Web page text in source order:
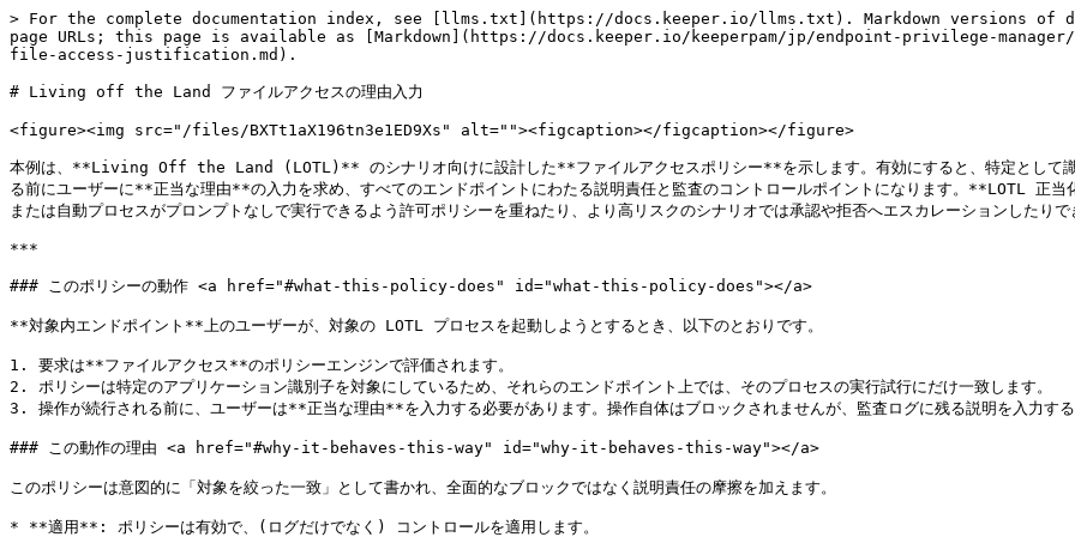
> For the complete documentation index, see [llms.txt](https://docs.keeper.io/llms.txt). Markdown versions of documentation pages are available by appending `.md` to page URLs; this page is available as [Markdown](https://docs.keeper.io/keeperpam/jp/endpoint-privilege-manager/policies/policy-examples/policy-living-off-the-land-file-access-justification.md).

# Living off the Land ファイルアクセスの理由入力

<figure><img src="/files/BXTt1aX196tn3e1ED9Xs" alt=""><figcaption></figcaption></figure>

本例は、**Living Off the Land (LOTL)** のシナリオ向けに設計した**ファイルアクセスポリシー**を示します。有効にすると、特定として識別した組み込みまたは悪用されやすいプロセスを対象に、操作が許可される前にユーザーに**正当な理由**の入力を求め、すべてのエンドポイントにわたる説明責任と監査のコントロールポイントになります。**LOTL 正当化ポリシー**をこのように整えたうえで、同じツールを信頼できるユーザーまたは自動プロセスがプロンプトなしで実行できるよう許可ポリシーを重ねたり、より高リスクのシナリオでは承認や拒否へエスカレーションしたりできます。

***

### このポリシーの動作 <a href="#what-this-policy-does" id="what-this-policy-does"></a>

**対象内エンドポイント**上のユーザーが、対象の LOTL プロセスを起動しようとするとき、以下のとおりです。

1. 要求は**ファイルアクセス**のポリシーエンジンで評価されます。
2. ポリシーは特定のアプリケーション識別子を対象にしているため、それらのエンドポイント上では、そのプロセスの実行試行にだけ一致します。
3. 操作が続行される前に、ユーザーは**正当な理由**を入力する必要があります。操作自体はブロックされませんが、監査ログに残る説明を入力するまで先へ進めないようになっています。

### この動作の理由 <a href="#why-it-behaves-this-way" id="why-it-behaves-this-way"></a>

このポリシーは意図的に「対象を絞った一致」として書かれ、全面的なブロックではなく説明責任の摩擦を加えます。

* **適用**: ポリシーは有効で、(ログだけでなく) コントロールを適用します。
* **一致時の正当化コントロール**: ポリシーに一致すると、操作が進む前にユーザーに業務上の正当な理由の入力が求められます。正当な理由は監査ログに記録されます。
* **すべてのユーザー**: ワイルドカードのユーザーフィルターにより、対象マシン上のあらゆるユーザーアカウントに適用されます。既定では正当化要件から誰も除外されません。
* **特定のアプリケーション**: 単一の定義済みアプリケーション識別子は、特定の LOTL プロセスだけを対象にするため、同じエンドポイント上の無関係なアプリケーションには影響しません。
* **確認が必要**: 正当な理由に加えて、ユーザーは通知を明示的に確認する必要があります。記録だけでなく、コントロールの内容がユーザーに伝わることが保証されます。
* **組み込みチェック**: 標準のチェック (ユーザー、マシン、ファイル、日時・曜日、証明書) があります。日時・曜日・証明書の制約を適用していないため、対象エンドポイント上の対象プロセスに対してポリシーは常に有効です。

### ユーザー側で起きること <a href="#what-the-user-experiences" id="what-the-user-experiences"></a>

* 対象内エンドポイントで、対象の LOTL プロセスを起動しようとすると、ツールを使う理由を入力する必須テキストである**正当化プロンプト**が表示されます。
* 続行する前に**通知を確認**する必要もあります。
* 正当な理由の送信と通知の確認のあと、操作は続行できます。このポリシーは「プロンプトして記録」であり「ブロック」ではありません。摩擦は意図的ですが、正当な必要があるユーザーの作業は止めません。
* 通知メッセージは、どのツールが制御されているか、なぜ正当な理由が必要かを明確に説明し、理由のない中断にならないようにしてください。

***

### 重要な注意点とよくある調整 <a href="#important-notes-and-common-adjustments" id="important-notes-and-common-adjustments"></a>

* 必要に応じて**アプリケーション一覧を拡張**する:
  * 同程度の正当化摩擦が妥当な別の LOTL バイナリやバリアント (別のスクリプトエンジン、インタープリター、リモート実行ユーティリティなど) をカバーするために App ID を追加する
  * 証明書の制約で未署名または未信頼のビルドにだけ適用し、正当に署名されたシステム構成要素にはプロンプトを出さないようにする
* **低摩擦の例外でユーザースコープを狭める**:
  * IT職員や自動サービスアカウントがプロンプトなしで自由にツールを実行する必要がある場合は、ユーザーフィルターを標準ユーザーに限定する
  * 信頼できるユーザーまたは特定のマシンコレクション向けに、別の優先度の高い許可ポリシーを作成する
* **パターンが見えたらコントロールをエスカレーション**:
  * 監査ログに繰り返し不審または説明のつかない正当な理由が出る場合は **APPROVAL** にエスカレーションし、ツールを実行する前に人間の承認者を要するようにする
  * 環境に正当な用途がないと判断したツールは **DENY** にエスカレーションし、完全にブロックする
* ツールに定義された正当な利用時間帯 (メンテナンスウィンドウや営業時間のみなど) がある場合は、**時刻・曜日・日付の制限**を加える
* **リスクレベルを意味のある値に**: リスクレベルの値はレポートやダッシュボードに表示されます。高リスクの LOTL バイナリでは、正当化イベントがセキュリティレビューで目立つよう値を上げること (例: 75〜90) を検討してください

***

## LOTL 正当化ファイルアクセスポリシーの作成手順 <a href="#how-build-a-global-allow-file-access-policy" id="how-build-a-global-allow-file-access-policy"></a>

{% stepper %}
{% step %}
**ポリシーの作成**

**Keeper管理コンソール**のエンドポイント特権マネージャーページで**ポリシー**タブを開き、<mark style="color:blue;">**ポリシーの作成**</mark>ボタンをクリックします。

<figure><img src="/files/RNRpoBrnNUFkJ8D0EVw6" alt=""><figcaption></figcaption></figure>

**ポリシー作成フォーム**がモーダルウィンドウで開きます。

<figure><img src="/files/p06fuYTDRNfdCqLkuZ65" alt=""><figcaption></figcaption></figure>
{% endstep %}

{% step %}
**ポリシー名**

新しい LOTL 正当化ファイルアクセスポリシー用の、内容が分かる名前を入力します。ポリシー一覧で識別しやすいよう、対象プロセス名をポリシー名に含めること (例: `_FileAccess_Justify_WScript`) を推奨します。

<figure><img src="/files/JSD8dXKTbgW5jFBD1n4i" alt="" width="375"><figcaption></figcaption></figure>
{% endstep %}

{% step %}
**ポリシータイプ**

**ポリシータイプ**の選択リストから<mark style="color:blue;">**ファイルアクセス**</mark>を選びます。

<figure><img src="/files/ovGL1RSymWLONruHEpMJ" alt="" width="375"><figcaption></figcaption></figure>
{% endstep %}

{% step %}
**ステータス**

**ポリシーの作成**フォームを完了して送信したときに、新しい**LOTL 正当化ファイルアクセスポリシー**に付けたいステータスを選びます。正しいアプリケーションが対象になっていることを確認するまで、まず**監視**で始めることを強く推奨し、その後**適用**に切り替えてください。

<figure><img src="/files/Z3dkxV6uiyKd8p6x01lV" alt="" width="375"><figcaption></figcaption></figure>
{% endstep %}

{% step %}
**コントロール**

**コントロールの追加**サブフォームから<mark style="color:blue;">**正当な理由が必要**</mark>を選びます。対象プロセスが起動されるたびに、ユーザーに業務上の正当な理由の入力を求め、監査ログに記録します。

<figure><img src="/files/C66TV3Oxh1OFdm7jEmTQ" alt="" width="307"><figcaption></figcaption></figure>
{% endstep %}

{% step %}
**ユーザーグループ**

ポリシー作成フォームで<mark style="color:blue;">**グループの追加**</mark>リンクをクリックします。**グループの追加**サブフォームが開きます。

<figure><img src="/files/9vm8KIJA0ZgftxT9XByf" alt="" width="273"><figcaption></figcaption></figure>

**グループの追加**サブフォームで<mark style="color:blue;">**すべてのユーザーを選択**</mark>にチェックを入れ、サブフォームの外側をクリックして閉じます。**すべてのユーザーとグループ**が、**LOTL 正当化ファイルアクセスポリシー**に適用された**ユーザーグループ**の下に表示されます。

<figure><img src="/files/5Odibeg17XB7UruCuMCA" alt="" width="375"><figcaption></figcaption></figure>

正当化プロンプトから除外すべき特定のユーザーまたはサービスアカウント (例: IT管理者) がいる場合は、ここで除外するのではなく、別の優先度の高い**許可**ポリシーで対象を絞ってください。
{% endstep %}

{% step %}
**マシンコレクション**

ポリシー作成フォームで **マシンコレクション**の右にある<mark style="color:blue;">**コレクションの追加**</mark>リンクをクリックします。**コレクションの追加**サブフォームが開きます。**LOTL 正当化ファイルアクセスポリシー**に適用したい**マシンコレクション**を選択します。検索ボックスに入力して候補を絞り込みながら選んでも構いません。

<figure><img src="/files/K8YExQKxyVMAoeanfzLU" alt="" width="375"><figcaption></figcaption></figure>

**LOTL 正当化ファイルアクセスポリシー**に適用したいコレクションのチェックボックスにチェックを入れます。

選択した**マシンコレクション**が、**LOTL 正当化ファイルアクセスポリシー**に適用された**マシンコレクション**の下に表示されます。
{% endstep %}

{% step %}
**アプリケーション**

ポリシー作成フォームで<mark style="color:blue;">**アプリケーションの追加**</mark>リンクをクリックします。**アプリケーションの追加**サブフォームが開きます。

対象にしたい**特定の LOTL プロセス**を検索して選択します。**すべてのアプリケーションを選択**のチェックボックスは使わないでください。このポリシーは意図的に、正当化摩擦が妥当な特定の高リスクバイナリにだけスコープが絞られています。対象にしたい各アプリケーションのチェックボックスにチェックを入れます。

<figure><img src="/files/KYaRtdzIK7iqLxwNRMAf" alt="" width="259"><figcaption></figcaption></figure>

選択した**アプリケーション**が、**LOTL 正当化ファイルアクセスポリシー**に適用された**アプリケーション**の下に表示されます。

<figure><img src="/files/M29keQfGt2fT5JbBcXSA" alt="" width="375"><figcaption></figcaption></figure>
{% endstep %}

{% step %}
**日付と時刻**

**LOTL 正当化ファイルアクセスポリシー**では、**日付と時刻の範囲**を<mark style="color:blue;">**常時**</mark>にすることを推奨します。営業時間外を含め隙間なく正当化要件が適用され、LOTL の悪用が気づかれにくい時間帯もカバーされます。

<figure><img src="/files/H1C2g8kH2rj0NtYfmnom" alt="" width="375"><figcaption></figcaption></figure>
{% endstep %}

{% step %}
**LOTL 正当化ファイルアクセスポリシーの保存**

これまでの手順どおりフォームに十分入力すると、<mark style="color:blue;">**保存**</mark>ボタンが非アクティブからアクティブに変わります。<mark style="color:blue;">**保存**</mark>をクリックします。**ポリシーの作成**モーダルが閉じ、**LOTL 正当化ファイルアクセスポリシー**が保存されます。

<div align="right"><figure><img src="/files/kv1gnUCvaITAmc4jCG00" alt="" width="44"><figcaption></figcaption></figure></div>
{% endstep %}
{% endstepper %}

***

## 代表的な利用場面 <a href="#use-case-definitions" id="use-case-definitions"></a>

このパターンは、既知の LOTL バイナリにだけ**対象を絞った正当化コントロール**をかけるものです。